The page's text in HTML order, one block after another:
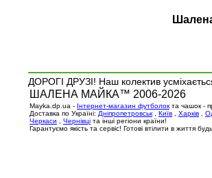
ДОРОГІ ДРУЗІ! Наш колектив
ШАЛЕНА МАЙКА™ 2006-2026
Mayka.dp.ua - Інтернет-магазин футболок та чашок -
Доставка по Україні: Дніпропетровськ Київ Харків
Черкаси
Чернівці та інші регіони країни!
Гарантуємо якість та сервіс! Готові втілити в життя